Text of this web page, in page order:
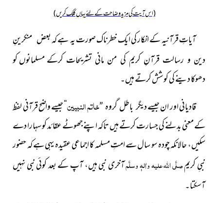
(اس آیت کی مزید وضاحت کے لئے یہاں کلک کریں)
آیاتِ قرآنیہ کے انکار کی ایک خطرناک صورت یہ ہے کہبعض منکرینِ
دین و رسالت قرآنِ کریم کی من مانی تشریحات کرکےمسلمانوں کو
دھوکا دینے کی کوشش کرتے ہیں۔
قادیانی اور ان جیسےدیگر باطل گروہ ”خاتم النبیین“ جیسے واضح قرآنی لفظ
کے معنی بدلنےکی جسارت کرتے ہیں تاکہ اپنے جھوٹے عقائد کو سہارا دے
سکیں، حالانکہ چودہ سو سال سے امتِ مسلمہ کا اجماعی عقیدہ یہی ہے کہ حضور
نبیِ کریمصلَّی اللہ علیہ واٰلہٖ وسلَّمآخری نبی ہیں، آپ کے بعد کوئی نبینہیں
آسکتا۔